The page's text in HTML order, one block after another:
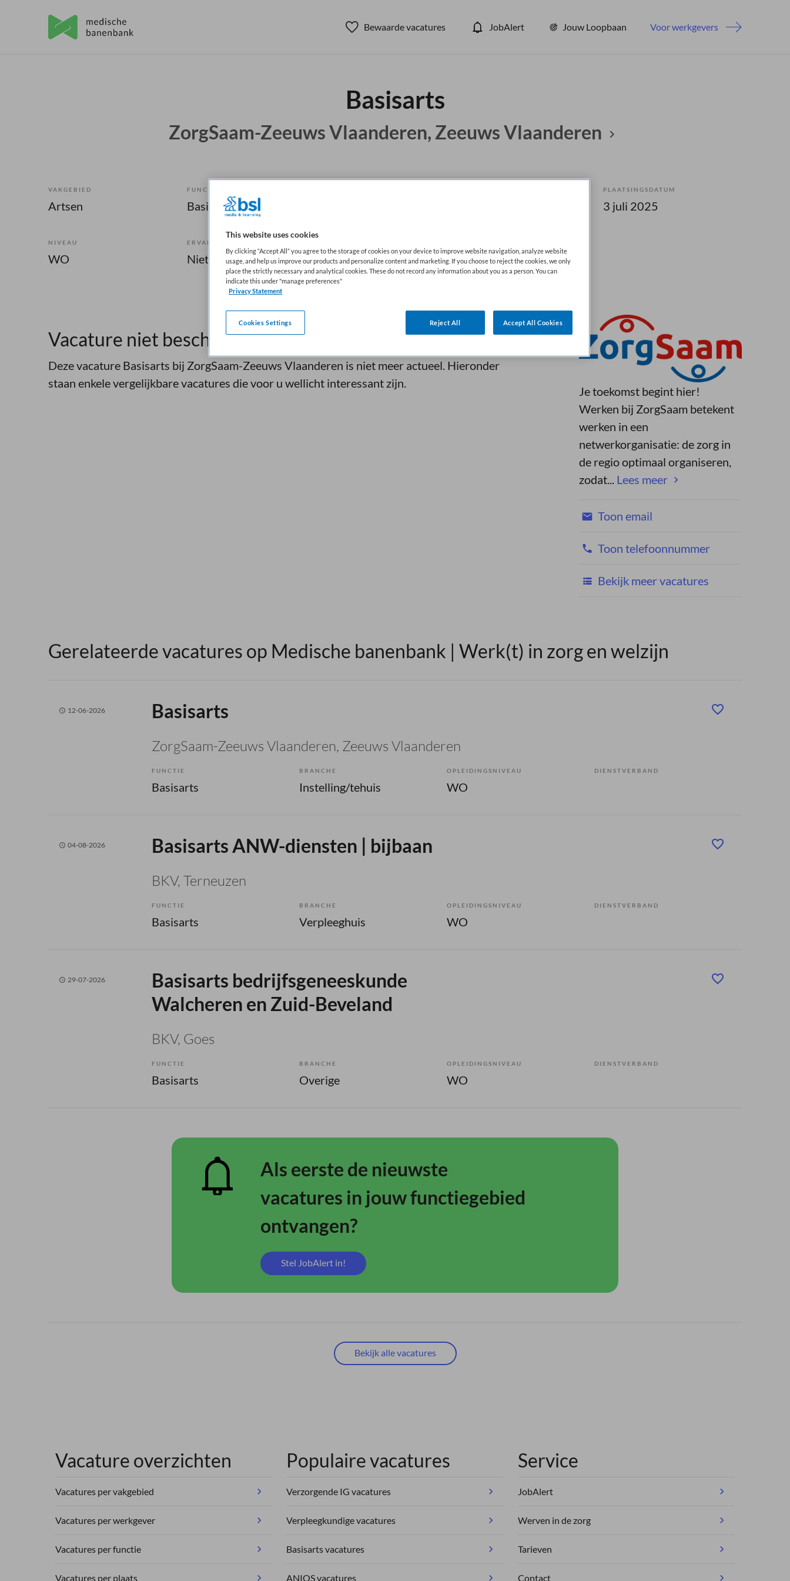
Bewaarde vacatures JobAlert Jouw Loopbaan Voor werkgevers
Basisarts
ZorgSaam-Zeeuws Vlaanderen, Zeeuws Vlaanderen
VAKGEBIED
Artsen
FUNCTIE
Basisarts
PLAATSINGSDATUM
3 juli 2025
NIVEAU
WO
ERVARING
Niet nader bepaald Fulltime
Vacature niet beschikbaar
Deze vacature Basisarts bij ZorgSaam-Zeeuws Vlaanderen is niet meer actueel. Hieronder
staan enkele vergelijkbare vacatures die voor u wellicht interessant zijn.
Je toekomst begint hier!
Werken bij ZorgSaam betekent
werken in een
netwerkorganisatie: de zorg in
de regio optimaal organiseren,
zodat... Lees meer
Toon email
Toon telefoonnummer
Bekijk meer vacatures
Gerelateerde vacatures op Medische banenbank | Werk(t) in zorg en welzijn
12-06-2026 Basisarts
ZorgSaam-Zeeuws Vlaanderen, Zeeuws Vlaanderen
FUNCTIE
Basisarts
BRANCHE
Instelling/tehuis
OPLEIDINGSNIVEAU
WO
DIENSTVERBAND
04-08-2026 Basisarts ANW-diensten | bijbaan
BKV, Terneuzen
FUNCTIE
Basisarts
BRANCHE
Verpleeghuis
OPLEIDINGSNIVEAU
WO
DIENSTVERBAND
29-07-2026
Basisarts bedrijfsgeneeskunde
Walcheren en Zuid-Beveland
BKV, Goes
FUNCTIE
Basisarts
BRANCHE
Overige
OPLEIDINGSNIVEAU
WO
DIENSTVERBAND
Als eerste de nieuwste
vacatures in jouw functiegebied
ontvangen?
Stel JobAlert in!
Bekijk alle vacatures
Vacature overzichten
Vacatures per vakgebied
Vacatures per werkgever
Vacatures per functie
Vacatures per plaats
Populaire vacatures
Verzorgende IG vacatures
Verpleegkundige vacatures
Basisarts vacatures
ANIOS vacatures
Service
JobAlert
Werven in de zorg
Tarieven
Contact
This website uses cookies
By clicking “Accept All” you agree to the storage of cookies on your device to improve website navigation, analyze website
usage, and help us improve our products and personalize content and marketing. If you choose to reject the cookies, we only
place the strictly necessary and analytical cookies. These do not record any information about you as a person. You can
indicate this under "manage preferences"
Privacy Statement
Reject All Accept All Cookies
Cookies Settings